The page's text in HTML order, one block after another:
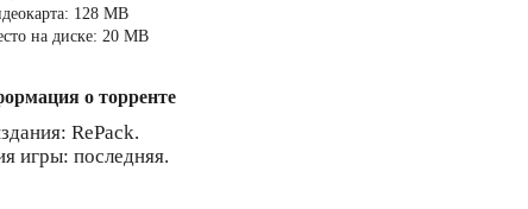
128 MB
на диске: 20 MB
о торренте
RePack.
игры: последняя.